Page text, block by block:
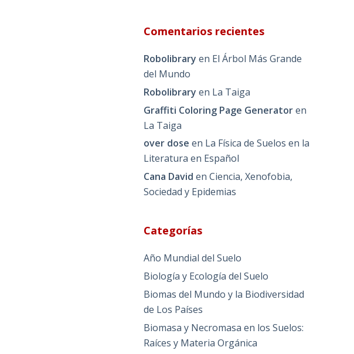
Comentarios recientes
Robolibrary en El Árbol Más Grande
del Mundo
Robolibrary en La Taiga
Graffiti Coloring Page Generatoren
La Taiga
over dose en La Física de Suelos en la
Literatura en Español
Cana David enCiencia, Xenofobia,
Sociedad y Epidemias
Categorías
Año Mundial del Suelo
Biología y Ecología del Suelo
Biomas del Mundo y la Biodiversidad
de Los Países
Biomasa y Necromasa en los Suelos:
Raíces y Materia Orgánica